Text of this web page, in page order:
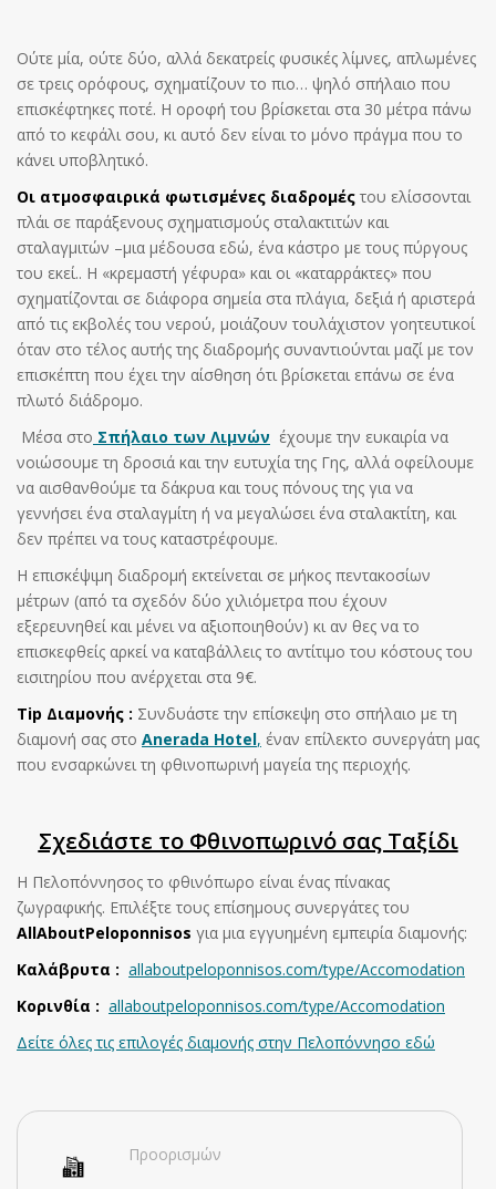
Ούτε μία, ούτε δύο, αλλά δεκατρείς φυσικές λίμνες, απλωμένες
σε τρεις ορόφους, σχηματίζουν το πιο… ψηλό σπήλαιο που
επισκέφτηκες ποτέ. Η οροφή του βρίσκεται στα 30 μέτρα πάνω
από το κεφάλι σου, κι αυτό δεν είναι το μόνο πράγμα που το
κάνει υποβλητικό.
Οι ατμοσφαιρικά φωτισμένες διαδρομές του ελίσσονται
πλάι σε παράξενους σχηματισμούς σταλακτιτών και
σταλαγμιτών –μια μέδουσα εδώ, ένα κάστρο με τους πύργους
του εκεί.. Η «κρεμαστή γέφυρα» και οι «καταρράκτες» που
σχηματίζονται σε διάφορα σημεία στα πλάγια, δεξιά ή αριστερά
από τις εκβολές του νερού, μοιάζουν τουλάχιστον γοητευτικοί
όταν στο τέλος αυτής της διαδρομής συναντιούνται μαζί με τον
επισκέπτη που έχει την αίσθηση ότι βρίσκεται επάνω σε ένα
πλωτό διάδρομο.
Μέσα στο Σπήλαιο των Λιμνών έχουμε την ευκαιρία να
νοιώσουμε τη δροσιά και την ευτυχία της Γης, αλλά οφείλουμε
να αισθανθούμε τα δάκρυα και τους πόνους της για να
γεννήσει ένα σταλαγμίτη ή να μεγαλώσει ένα σταλακτίτη, και
δεν πρέπει να τους καταστρέφουμε.
Η επισκέψιμη διαδρομή εκτείνεται σε μήκος πεντακοσίων
μέτρων (από τα σχεδόν δύο χιλιόμετρα που έχουν
εξερευνηθεί και μένει να αξιοποιηθούν) κι αν θες να το
επισκεφθείς αρκεί να καταβάλλεις το αντίτιμο του κόστους του
εισιτηρίου που ανέρχεται στα 9€.
Tip Διαμονής : Συνδυάστε την επίσκεψη στο σπήλαιο με τη
διαμονή σας στο Anerada Hotel, έναν επίλεκτο συνεργάτη μας
που ενσαρκώνει τη φθινοπωρινή μαγεία της περιοχής.
Σχεδιάστε το Φθινοπωρινό σας Ταξίδι
Η Πελοπόννησος το φθινόπωρο είναι ένας πίνακας
ζωγραφικής. Επιλέξτε τους επίσημους συνεργάτες του
AllAboutPeloponnisos για μια εγγυημένη εμπειρία διαμονής:
Καλάβρυτα : allaboutpeloponnisos.com/type/Accomodation
Κορινθία : allaboutpeloponnisos.com/type/Accomodation
Δείτε όλες τις επιλογές διαμονής στην Πελοπόννησο εδώ
Προορισμών